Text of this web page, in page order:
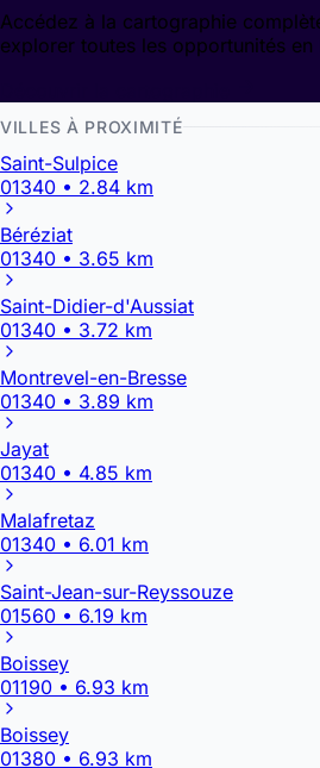
Accédez à la cartographie
explorer toutes les opportunités en
VILLES À PROXIMITÉ
Saint-Sulpice
01340 • 2.84 km
Béréziat
01340 • 3.65 km
Saint-Didier-d'Aussiat
01340 • 3.72 km
Montrevel-en-Bresse
01340 • 3.89 km
Jayat
01340 • 4.85 km
Malafretaz
01340 • 6.01 km
Saint-Jean-sur-Reyssouze
01560 • 6.19 km
Boissey
01190 • 6.93 km
Boissey
01380 • 6.93 km